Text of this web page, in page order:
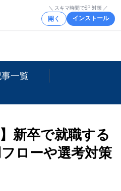
＼ スキマ時間でSPI対策 ／
開く インストール
一覧
新卒で就職する
ローや選考対策